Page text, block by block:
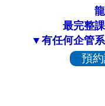
最完整
▼有任何企管
預